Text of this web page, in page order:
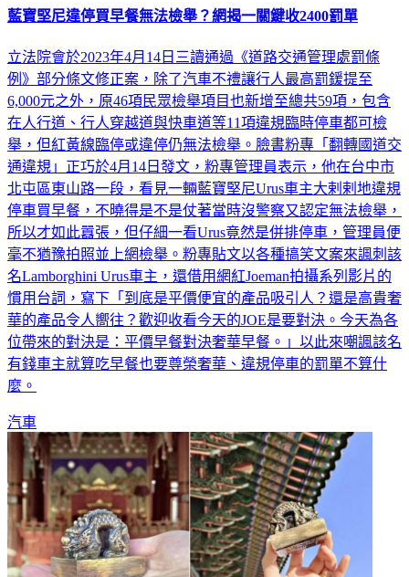
藍寶堅尼違停買早餐無法檢舉？網揭一關鍵收2400罰單
立法院會於2023年4月14日三讀通過《道路交通管理處罰條
例》部分條文修正案，除了汽車不禮讓行人最高罰鍰提至
6,000元之外，原46項民眾檢舉項目也新增至總共59項，包含
在人行道、行人穿越道與快車道等11項違規臨時停車都可檢
舉，但紅黃線臨停或違停仍無法檢舉。臉書粉專「翻轉國道交
通違規」正巧於4月14日發文，粉專管理員表示，他在台中市
北屯區東山路一段，看見一輛藍寶堅尼Urus車主大剌剌地違規
停車買早餐，不曉得是不是仗著當時沒警察又認定無法檢舉，
所以才如此囂張，但仔細一看Urus竟然是併排停車，管理員便
毫不猶豫拍照並上網檢舉。粉專貼文以各種搞笑文案來諷刺該
名Lamborghini Urus車主，還借用網紅Joeman拍攝系列影片的
慣用台詞，寫下「到底是平價便宜的產品吸引人？還是高貴奢
華的產品令人嚮往？歡迎收看今天的JOE是要對決。今天為各
位帶來的對決是：平價早餐對決奢華早餐。」以此來嘲諷該名
有錢車主就算吃早餐也要尊榮奢華、違規停車的罰單不算什
麼。
汽車